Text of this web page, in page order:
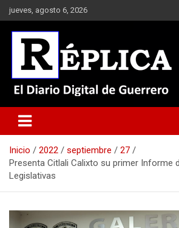
Saltar
al
contenido
jueves, agosto 6, 2026
Réplica
Inicio 2022 septiembre
27
Presenta Citlali Calixto su primer Informe
Legislativas